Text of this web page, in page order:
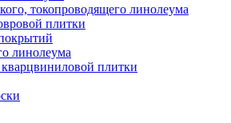
токопроводящего линолеума
плитки
линолеума
плитки